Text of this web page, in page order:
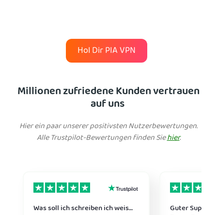
Hol Dir PIA VPN
Millionen zufriedene Kunden vertrauen
auf uns
Hier ein paar unserer positivsten Nutzerbewertungen.
Alle Trustpilot-Bewertungen finden Siehier.
Was soll ich schreiben ich weis…
Guter